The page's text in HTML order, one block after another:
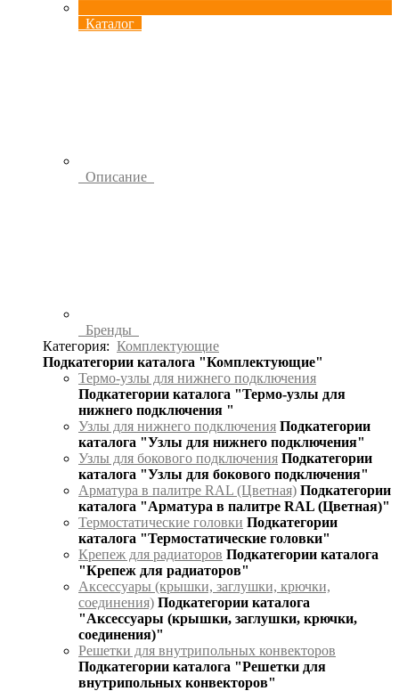
Каталог
Описание
Бренды
Категория: Комплектующие
Подкатегории каталога "Комплектующие"
Термо-узлы для нижнего подключения
Подкатегории каталога "Термо-узлы для
нижнего подключения "
Узлы для нижнего подключения Подкатегории
каталога "Узлы для нижнего подключения"
Узлы для бокового подключения Подкатегории
каталога "Узлы для бокового подключения"
Арматура в палитре RAL (Цветная) Подкатегории
каталога "Арматура в палитре RAL (Цветная)"
Термостатические головки Подкатегории
каталога "Термостатические головки"
Крепеж для радиаторов Подкатегории каталога
"Крепеж для радиаторов"
Аксессуары (крышки, заглушки, крючки,
соединения) Подкатегории каталога
"Аксессуары (крышки, заглушки, крючки,
соединения)"
Решетки для внутрипольных конвекторов
Подкатегории каталога "Решетки для
внутрипольных конвекторов"